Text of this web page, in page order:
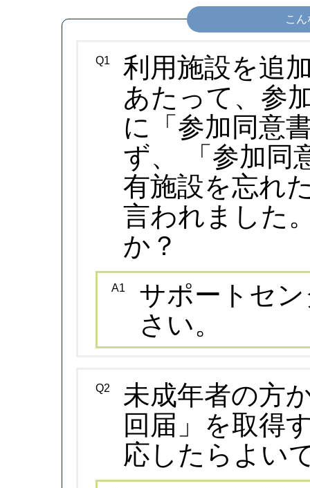
こ
Q1
利用施設を追
あたって、参
に「参加同意
ず、 「参加同
有施設を忘れ
言われました
か？
A1
サポートセ
さい。
Q2
未成年者の方
回届」を取得
応したらよい